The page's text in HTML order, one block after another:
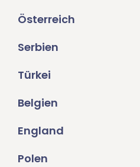
Österreich
Serbien
Türkei
Belgien
England
Polen